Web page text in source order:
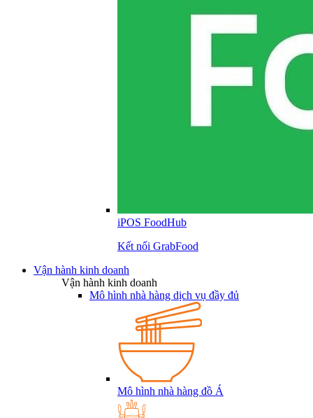
iPOS FoodHub
Kết nối GrabFood
Vận hành kinh doanh
Vận hành kinh doanh
Mô hình nhà hàng dịch vụ đầy đủ
Mô hình nhà hàng đồ Á